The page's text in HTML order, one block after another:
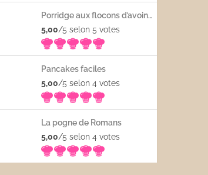
Porridge aux flocons d’avoine avec les fruits frais
5,00/5 selon 5 votes
Pancakes faciles
5,00/5 selon 4 votes
La pogne de Romans
5,00/5 selon 4 votes